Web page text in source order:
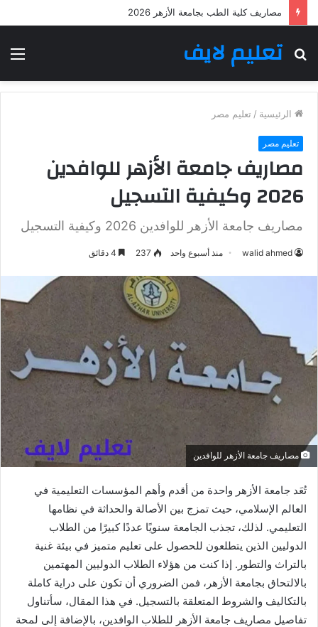
مصاريف كلية الطب بجامعة الأزهر 2026
تعليم لايف
بحث
الرئيسية / تعليم مصر
تعليم مصر
مصاريف جامعة الأزهر للوافدين
2026 وكيفية التسجيل
مصاريف جامعة الأزهر للوافدين 2026 وكيفية التسجيل
walid ahmed منذ أسبوع واحد 237
مصاريف جامعة الأزهر للوافدين
تُعَد جامعة الأزهر واحدة من أقدم وأهم المؤسسات التعليمية في
العالم الإسلامي، حيث تمزج بين الأصالة والحداثة في نظامها
التعليمي. لذلك، تجذب الجامعة سنويًا عددًا كبيرًا من الطلاب
الدوليين الذين يتطلعون للحصول على تعليم متميز في بيئة غنية
بالتراث والتطور. إذا كنت من هؤلاء الطلاب الدوليين المهتمين
بالالتحاق بجامعة الأزهر، فمن الضروري أن تكون على دراية كاملة
بالتكاليف والشروط المتعلقة بالتسجيل. في هذا المقال، سأتناول
تفاصيل مصاريف جامعة الأزهر للطلاب الوافدين، بالإضافة إلى لمحة